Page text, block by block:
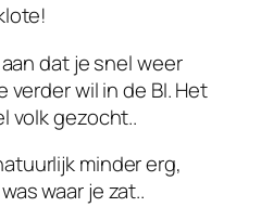
dat je snel weer
verder wil in de BI. Het
volk gezocht..
minder erg,
waar je zat..